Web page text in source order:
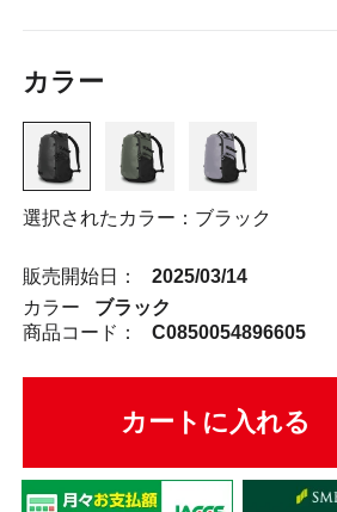
カラー
選択されたカラー：ブラック
販売開始日：
2025/03/14
カラー
ブラック
商品コード：
C0850054896605